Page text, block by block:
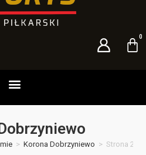
> Korona Dobrzyniewo > Strona 2